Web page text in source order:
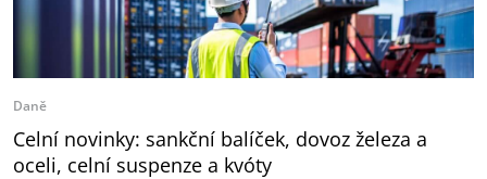
Daně
Celní novinky: sankční balíček, dovoz železa a
oceli, celní suspenze a kvóty